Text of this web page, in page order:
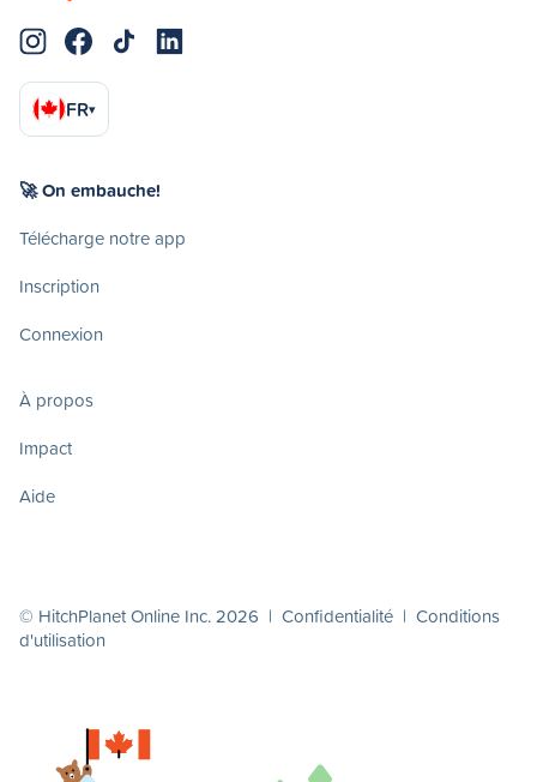
FR▾
🚀 On embauche!
Télécharge notre app
Inscription
Connexion
À propos
Impact
Aide
© HitchPlanet Online Inc. 2026 | Confidentialité | Conditions
d'utilisation